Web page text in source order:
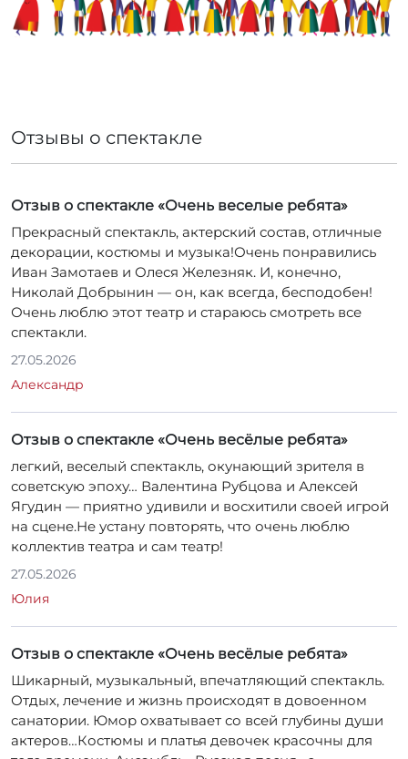
Отзывы о спектакле
Прекрасный спектакль, актерский состав, отличные
декорации, костюмы и музыка!Очень понравились
Иван Замотаев и Олеся Железняк. И, конечно,
Очень люблю этот театр и стараюсь смотреть все
спектакли.
27.05.2026
Александр
Отзыв о спектакле «Очень весёлые ребята»
легкий, веселый спектакль, окунающий зрителя в
советскую эпоху… Валентина Рубцова и Алексей
коллектив театра и сам театр!
27.05.2026
Юлия
Отзыв о спектакле «Очень весёлые ребята»
Шикарный, музыкальный, впечатляющий спектакль.
Отдых, лечение и жизнь происходят в довоенном
того времени. Ансамбль «Русская песня» с
прекрасными голосами дополняет спектакль. Всем
актерам и режиссеру СПАСИБО….
27.05.2026
Наталия